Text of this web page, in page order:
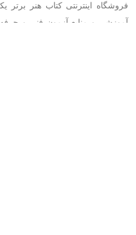
فروشگاه اینترنتی کتاب هنر برتر
آموزشی و منابع آزمون فنی و